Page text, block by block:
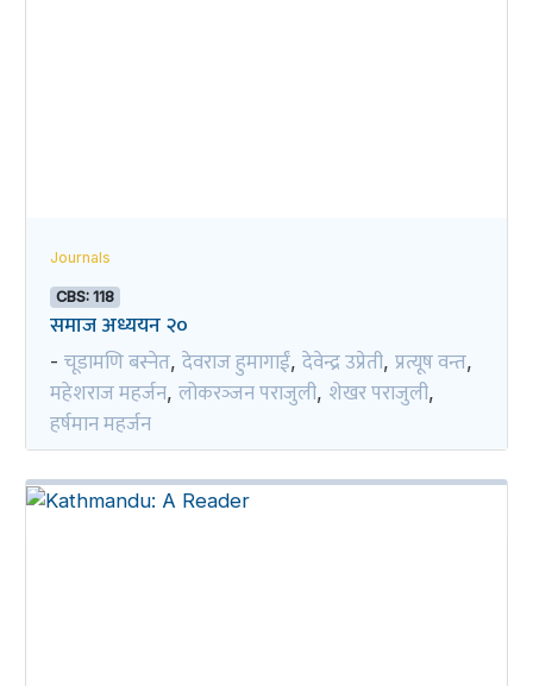
Journals
CBS: 118
समाज अध्ययन २०
- चूडामणि बस्नेत, देवराज हुमागाईं, देवेन्द्र उप्रेती, प्रत्यूष वन्त,
महेशराज महर्जन, लोकरञ्‍जन पराजुली, शेखर पराजुली,
हर्षमान महर्जन